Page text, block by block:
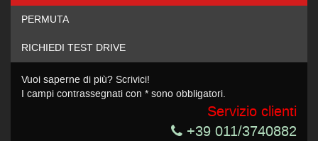
Ho letto e accettol'informativa privacy*
Acconsento al trattamento dei miei dati per finalità di
Invia la tua richiesta
PERMUTA
RICHIEDI TEST DRIVE
Vuoi saperne di più? Scrivici!
I campi contrassegnati con * sono obbligatori.
Servizio clienti
+39 011/3740882